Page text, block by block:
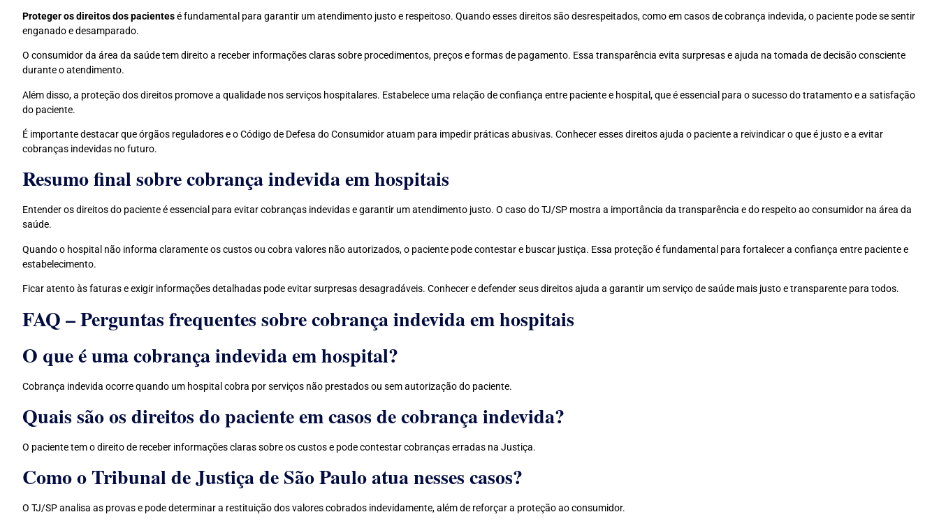
Proteger os direitos dos pacientesé fundamental para garantir um atendimento justo e respeitoso. Quando esses direitos são desrespeitados, como em casos de cobrança indevida, o paciente pode se sentir
enganado e desamparado.
O consumidor da área da saúde tem direito a receber informações claras sobre procedimentos, preços e formas de pagamento. Essa transparência evita surpresas e ajuda na tomada de decisão consciente
durante o atendimento.
Além disso, a proteção dos direitos promove a qualidade nos serviços hospitalares. Estabelece uma relação de confiança entre paciente e hospital, que é essencial para o sucesso do tratamento e a satisfação
do paciente.
É importante destacar que órgãos reguladores e o Código de Defesa do Consumidor atuam para impedir práticas abusivas. Conhecer esses direitos ajuda o paciente a reivindicar o que é justo e a evitar
cobranças indevidas no futuro.
Resumo final sobre cobrança indevida em hospitais
Entender os direitos do paciente é essencial para evitar cobranças indevidas e garantir um atendimento justo. O caso do TJ/SP mostra a importância da transparência e do respeito ao consumidor na área da
saúde.
Quando o hospital não informa claramente os custos ou cobra valores não autorizados, o paciente pode contestar e buscar justiça. Essa proteção é fundamental para fortalecer a confiança entre paciente e
estabelecimento.
Ficar atento às faturas e exigir informações detalhadas pode evitar surpresas desagradáveis. Conhecer e defender seus direitos ajuda a garantir um serviço de saúde mais justo e transparente para todos.
FAQ – Perguntas frequentes sobre cobrança indevida em hospitais
O que é uma cobrança indevida em hospital?
Cobrança indevida ocorre quando um hospital cobra por serviços não prestados ou sem autorização do paciente.
Quais são os direitos do paciente em casos de cobrança indevida?
O paciente tem o direito de receber informações claras sobre os custos e pode contestar cobranças erradas na Justiça.
Como o Tribunal de Justiça de São Paulo atua nesses casos?
O TJ/SP analisa as provas e pode determinar a restituição dos valores cobrados indevidamente, além de reforçar a proteção ao consumidor.